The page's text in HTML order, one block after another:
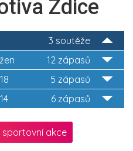
Zdice
3 soutěže
12 zápasů
5 zápasů
6 zápasů
sportovní akce